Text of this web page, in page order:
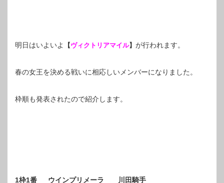
明日はいよいよ 【ヴィクトリアマイル】 が行われます。
春の女王を決める戦いに相応しいメンバーになりました。
枠順も発表されたので紹介します。
1枠1番 ウインプリメーラ 川田騎手